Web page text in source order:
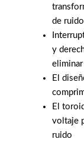
de ruido
y
El
El
voltaje
ruido